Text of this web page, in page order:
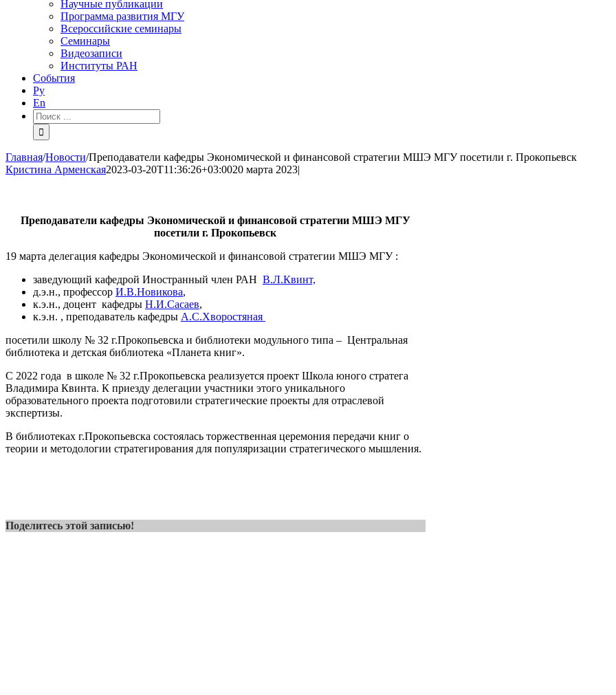
Научные публикации
Программа развития МГУ
Всероссийские семинары
Семинары
Видеозаписи
Институты РАН
События
Ру
En
Результат
поиска:
Главная/Новости/Преподаватели кафедры Экономической и финансовой стратегии МШЭ МГУ посетили г. Прокопьевск
Кристина Арменская2023-03-20T11:36:26+03:0020 марта 2023|
Преподаватели кафедры Экономической и финансовой стратегии МШЭ МГУ
посетили г. Прокопьевск
19 марта делегация кафедры Экономической и финансовой стратегии МШЭ МГУ :
заведующий кафедрой Иностранный член РАН В.Л.Квинт,
д.э.н., профессор И.В.Новикова,
к.э.н., доцент кафедры Н.И.Сасаев,
к.э.н. , преподаватель кафедры А.С.Хворостяная
посетили школу № 32 г.Прокопьевска и библиотеки модульного типа – Центральная
библиотека и детская библиотека «Планета книг».
C 2022 года в школе № 32 г.Прокопьевска реализуется проект Школа юного стратега
Владимира Квинта. К приезду делегации участники этого уникального
образовательного проекта подготовили стратегические проекты для отраслевой
экспертизы.
В библиотеках г.Прокопьевска состоялась торжественная церемония передачи книг о
теории и методологии стратегирования для популяризации стратегического мышления.
Поделитесь этой записью!